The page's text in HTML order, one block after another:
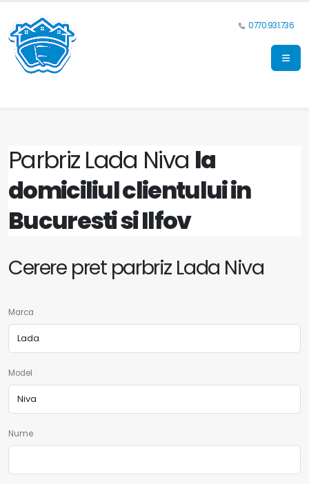
0770.931.736
Parbriz Lada Niva la
domiciliul clientului in
Bucuresti si Ilfov
Cerere pret parbriz Lada Niva
Marca
Model
Nume